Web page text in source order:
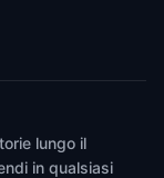
lungo il
in qualsiasi